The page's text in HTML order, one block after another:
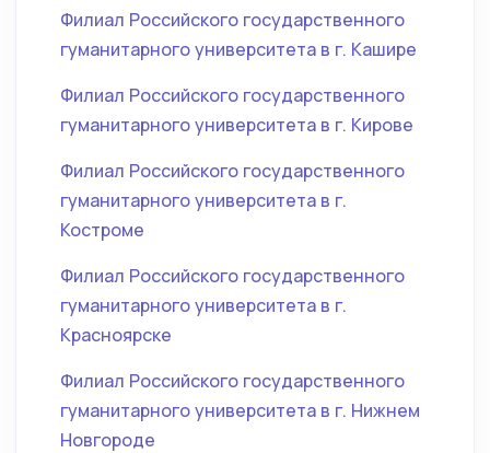
Филиал Российского государственного
гуманитарного университета в г. Кашире
Филиал Российского государственного
гуманитарного университета в г. Кирове
Филиал Российского государственного
гуманитарного университета в г.
Костроме
Филиал Российского государственного
гуманитарного университета в г.
Красноярске
Филиал Российского государственного
гуманитарного университета в г. Нижнем
Новгороде